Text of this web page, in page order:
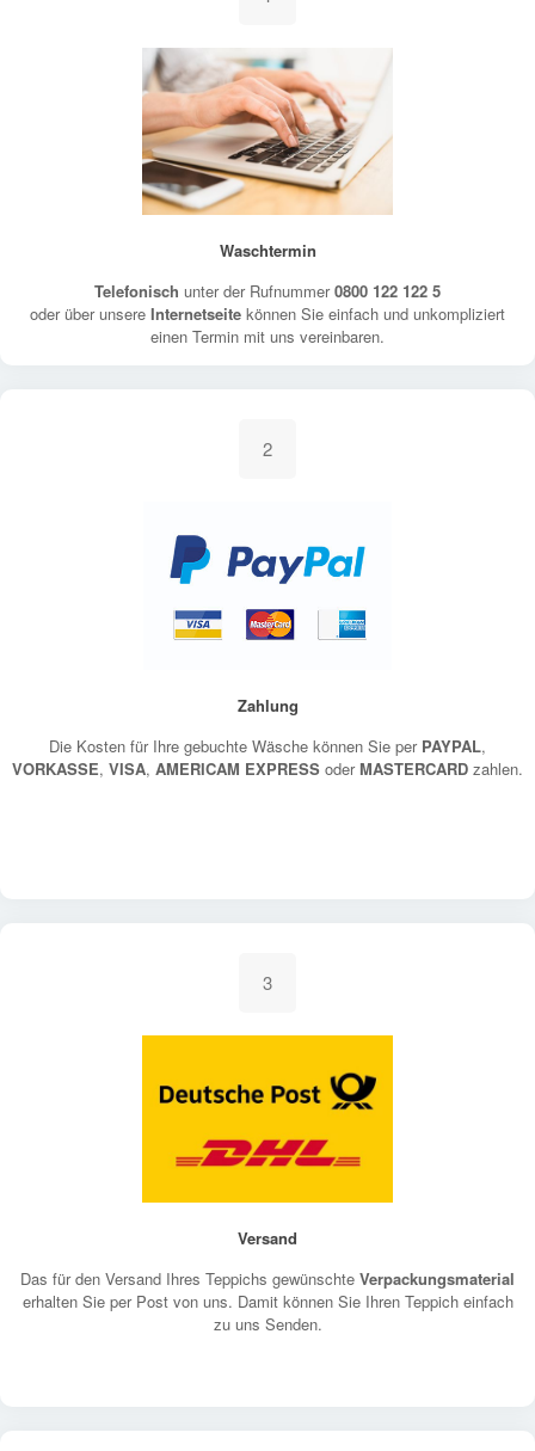
Waschtermin
Telefonisch unter der Rufnummer0800 122 122 5
oder über unsere Internetseite können Sie einfach und unkompliziert
einen Termin mit uns vereinbaren.
2
Zahlung
Die Kosten für Ihre gebuchte Wäsche können Sie per PAYPAL,
VORKASSE, VISA, AMERICAM EXPRESS oderMASTERCARD zahlen.
3
Versand
Das für den Versand Ihres Teppichs gewünschte Verpackungsmaterial
erhalten Sie per Post von uns. Damit können Sie Ihren Teppich einfach
zu uns Senden.